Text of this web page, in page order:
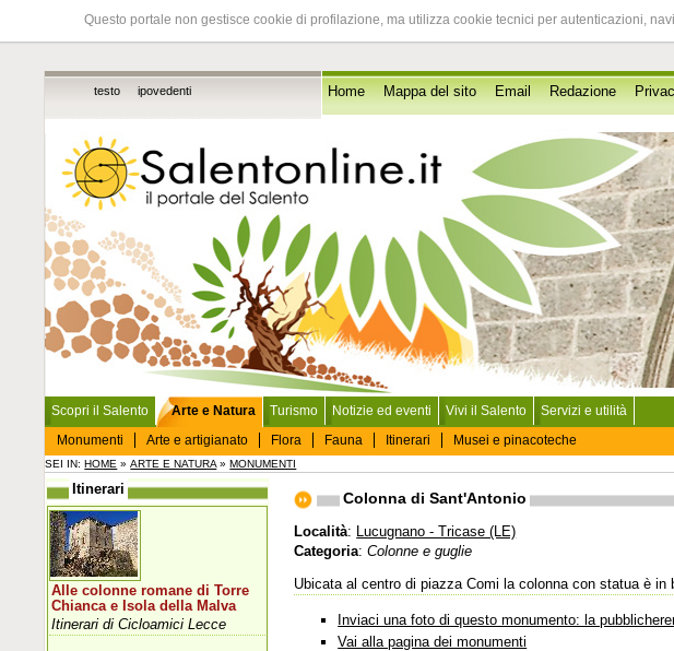
Questo portale non gestisce cookie di profilazione, ma utilizza cookie tecnici per autenticazioni,
testo ipovedenti Home Mappa del sito Email Redazione
Scopri il Salento
Arte e Natura
Monumenti
Arte e artigianato Flora Fauna Itinerari Musei e pinacoteche
Turismo Notizie ed eventi Vivi il Salento Servizi e utilità
SEI IN:HOME »ARTE E NATURA »MONUMENTI
Colonna di Sant'Antonio
Località: Lucugnano - Tricase (LE)
Categoria:Colonne e guglie
Ubicata al centro di piazza Comi la colonna con statua è in
Inviaci una foto di questo monumento: la
Vai alla pagina dei monumenti
Itinerari
Alle colonne romane di Torre
Chianca e Isola della Malva
Itinerari di Cicloamici Lecce